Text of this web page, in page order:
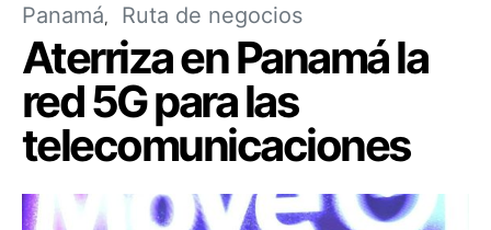
Panamá Ruta de negocios
Aterriza en Panamá la
red 5G para las
telecomunicaciones